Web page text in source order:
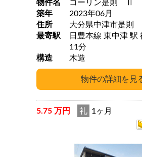
物件名
コーリン是則 Ⅱ
築年
2023年06月
住所
大分県中津市是則
最寄駅
日豊本線 東中津 駅 徒歩
11分
構造
木造
5.75 万円 礼 1ヶ月